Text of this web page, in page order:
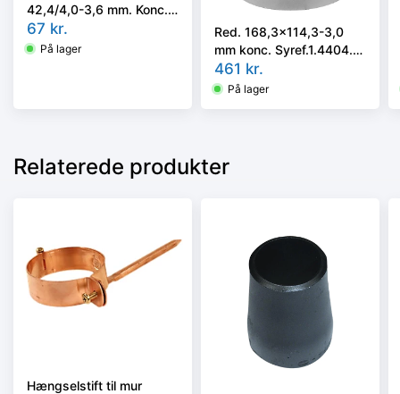
42,4/4,0-3,6 mm. Konc.
Kval. P235GH, EN 10253-
2 type B
67 kr.
På lager
Red. 168,3x114,3-3,0
mm konc. Syref.1.4404.
ISO 5251/EN10253-3 el.
4 i vort valg
461 kr.
På lager
Relaterede produkter
Hængselstift til mur